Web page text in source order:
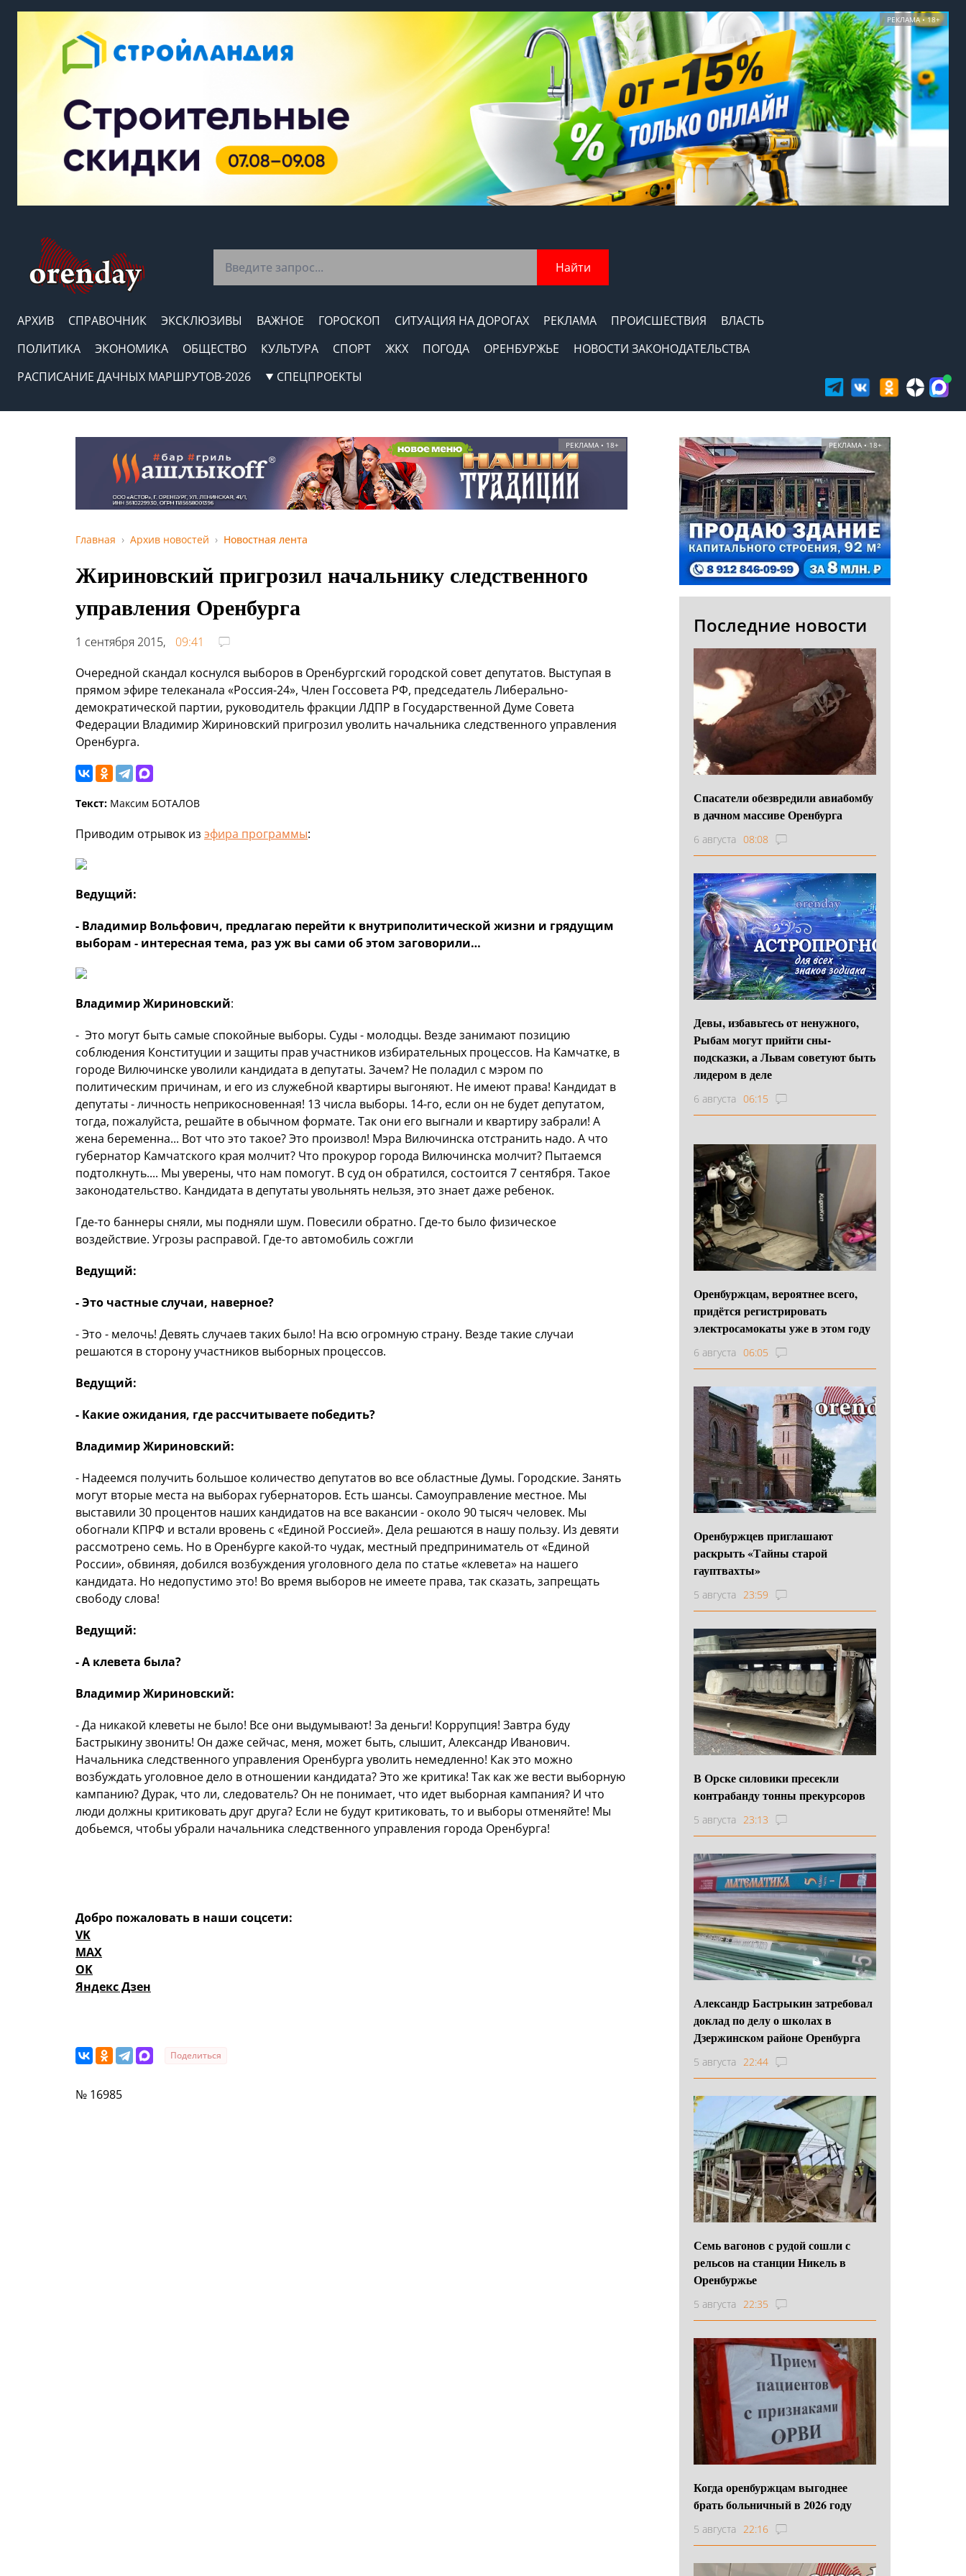
РЕКЛАМА • 18+
Найти
АРХИВ СПРАВОЧНИК ЭКСКЛЮЗИВЫ ВАЖНОЕ ГОРОСКОП СИТУАЦИЯ НА ДОРОГАХ РЕКЛАМА ПРОИСШЕСТВИЯ
ВЛАСТЬ
ПОЛИТИКА
ЭКОНОМИКА ОБЩЕСТВО КУЛЬТУРА СПОРТ ЖКХ ПОГОДА ОРЕНБУРЖЬЕ
НОВОСТИ ЗАКОНОДАТЕЛЬСТВА
РАСПИСАНИЕ ДАЧНЫХ МАРШРУТОВ-2026
СПЕЦПРОЕКТЫ
РЕКЛАМА • 18+
Главная Архив новостей Новостная лента
Жириновский пригрозил начальнику следственного
управления Оренбурга
1 сентября 2015,
09:41
Очередной скандал коснулся выборов в Оренбургский городской совет депутатов. Выступая в
прямом эфире телеканала «Россия-24», Член Госсовета РФ, председатель Либерально-
демократической партии, руководитель фракции ЛДПР в Государственной Думе Совета
Федерации Владимир Жириновский пригрозил уволить начальника следственного управления
Оренбурга.
Текст: Максим БОТАЛОВ
Приводим отрывок из эфира программы:
Ведущий:
- Владимир Вольфович, предлагаю перейти к внутриполитической жизни и грядущим
выборам - интересная тема, раз уж вы сами об этом заговорили…
Владимир Жириновский:
- Это могут быть самые спокойные выборы. Суды - молодцы. Везде занимают позицию
соблюдения Конституции и защиты прав участников избирательных процессов. На Камчатке, в
городе Вилючинске уволили кандидата в депутаты. Зачем? Не поладил с мэром по
политическим причинам, и его из служебной квартиры выгоняют. Не имеют права! Кандидат в
депутаты - личность неприкосновенная! 13 числа выборы. 14-го, если он не будет депутатом,
тогда, пожалуйста, решайте в обычном формате. Так они его выгнали и квартиру забрали! А
жена беременна... Вот что это такое? Это произвол! Мэра Вилючинска отстранить надо. А что
губернатор Камчатского края молчит? Что прокурор города Вилючинска молчит? Пытаемся
подтолкнуть.... Мы уверены, что нам помогут. В суд он обратился, состоится 7 сентября. Такое
законодательство. Кандидата в депутаты увольнять нельзя, это знает даже ребенок.
Где-то баннеры сняли, мы подняли шум. Повесили обратно. Где-то было физическое
воздействие. Угрозы расправой. Где-то автомобиль сожгли
Ведущий:
- Это частные случаи, наверное?
- Это - мелочь! Девять случаев таких было! На всю огромную страну. Везде такие случаи
решаются в сторону участников выборных процессов.
Ведущий:
- Какие ожидания, где рассчитываете победить?
Владимир Жириновский:
- Надеемся получить большое количество депутатов во все областные Думы. Городские. Занять
могут вторые места на выборах губернаторов. Есть шансы. Самоуправление местное. Мы
выставили 30 процентов наших кандидатов на все вакансии - около 90 тысяч человек. Мы
обогнали КПРФ и встали вровень с «Единой Россией». Дела решаются в нашу пользу. Из девяти
рассмотрено семь. Но в Оренбурге какой-то чудак, местный предприниматель от «Единой
России», обвиняя, добился возбуждения уголовного дела по статье «клевета» на нашего
кандидата. Но недопустимо это! Во время выборов не имеете права, так сказать, запрещать
свободу слова!
Ведущий:
- А клевета была?
Владимир Жириновский:
- Да никакой клеветы не было! Все они выдумывают! За деньги! Коррупция! Завтра буду
Бастрыкину звонить! Он даже сейчас, меня, может быть, слышит, Александр Иванович.
Начальника следственного управления Оренбурга уволить немедленно! Как это можно
возбуждать уголовное дело в отношении кандидата? Это же критика! Так как же вести выборную
кампанию? Дурак, что ли, следователь? Он не понимает, что идет выборная кампания? И что
люди должны критиковать друг друга? Если не будут критиковать, то и выборы отменяйте! Мы
добьемся, чтобы убрали начальника следственного управления города Оренбурга!
Добро пожаловать в наши соцсети:
VK
MAX
OK
Яндекс Дзен
Поделиться
№ 16985
РЕКЛАМА • 18+
Последние новости
Спасатели обезвредили авиабомбу
в дачном массиве Оренбурга
6 августа 08:08
Девы, избавьтесь от ненужного,
Рыбам могут прийти сны-
подсказки, а Львам советуют быть
лидером в деле
6 августа 06:15
Оренбуржцам, вероятнее всего,
придётся регистрировать
электросамокаты уже в этом году
6 августа 06:05
Оренбуржцев приглашают
раскрыть «Тайны старой
гауптвахты»
5 августа 23:59
В Орске силовики пресекли
контрабанду тонны прекурсоров
5 августа 23:13
Александр Бастрыкин затребовал
доклад по делу о школах в
Дзержинском районе Оренбурга
5 августа 22:44
Семь вагонов с рудой сошли с
рельсов на станции Никель в
Оренбуржье
5 августа 22:35
Когда оренбуржцам выгоднее
брать больничный в 2026 году
5 августа 22:16